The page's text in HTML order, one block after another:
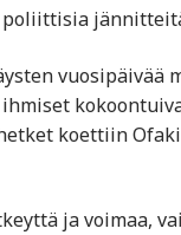
poliittisia
vuosipäivää
koettiin
ja voimaa,